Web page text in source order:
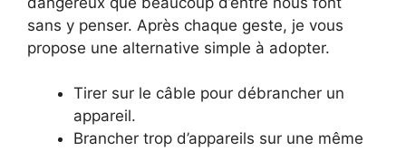
sans y penser. Après chaque geste, je vous
propose une alternative simple à adopter.
Tirer sur le câble pour débrancher un
appareil.
Brancher trop d’appareils sur une même